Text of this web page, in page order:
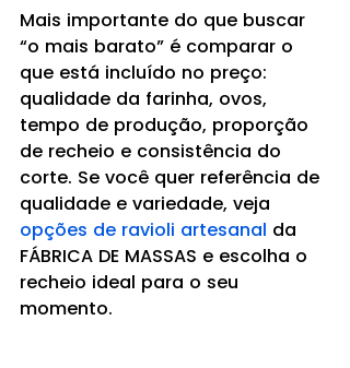
Mais importante do que buscar
“o mais barato” é comparar o
que está incluído no preço:
qualidade da farinha, ovos,
tempo de produção, proporção
de recheio e consistência do
corte. Se você quer referência de
qualidade e variedade, veja
opções de ravioli artesanal da
FÁBRICA DE MASSAS e escolha o
recheio ideal para o seu
momento.